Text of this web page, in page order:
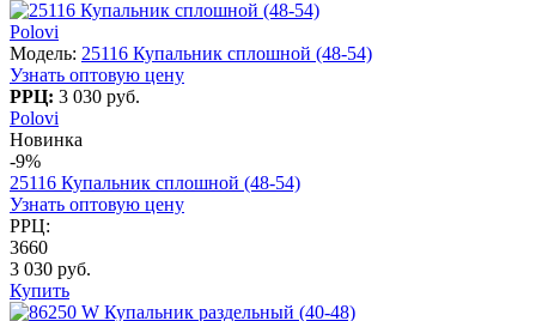
Polovi
Модель: 25116 Купальник сплошной (48-54)
Узнать оптовую цену
РРЦ: 3 030 руб.
Polovi
Новинка
-9%
25116 Купальник сплошной (48-54)
Узнать оптовую цену
РРЦ:
3660
3 030 руб.
Купить